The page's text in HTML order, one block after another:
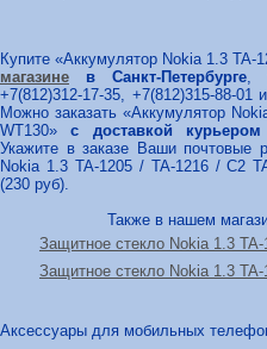
Купите «Аккумулятор Nokia 1.3 TA-
магазине в Санкт-Петербурге ,
+7(812)312-17-35, +7(812)315-88-
Можно заказать «Аккумулятор
WT130»с доставкой курьером
Укажите в заказе Ваши почтовые
Nokia 1.3 TA-1205 / TA-1216 / C2
(230 руб).
Также в нашем
Защитное стекло Nokia 1.3 TA-
Защитное стекло Nokia 1.3
Аксессуары для мобильных